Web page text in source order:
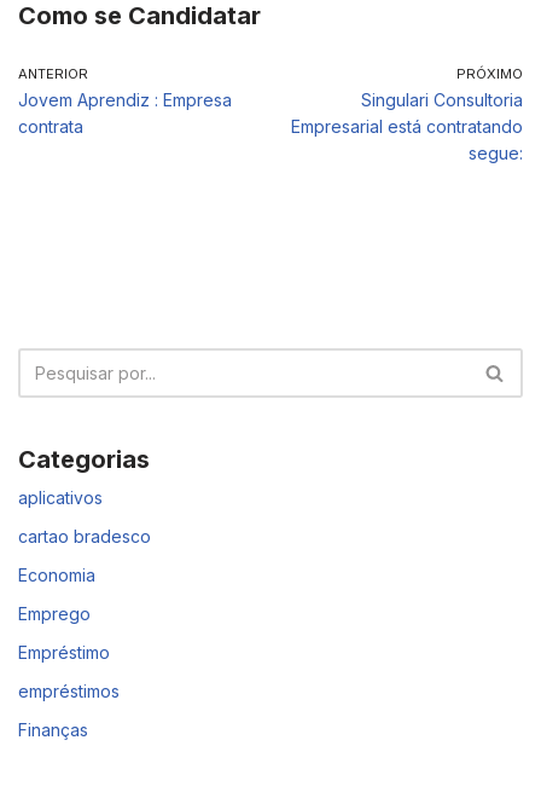
Como se Candidatar
ANTERIOR
Jovem Aprendiz : Empresa
contrata
PRÓXIMO
Singulari Consultoria
Empresarial está contratando
segue:
Categorias
aplicativos
cartao bradesco
Economia
Emprego
Empréstimo
empréstimos
Finanças